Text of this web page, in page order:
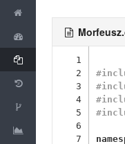
Activity
Commits
1
2
3
4
5
6
7